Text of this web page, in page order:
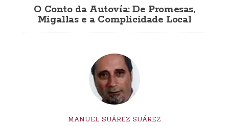
O Conto da Autovía: De Promesas,
Migallas e a Complicidade Local
MANUEL SUÁREZ SUÁREZ